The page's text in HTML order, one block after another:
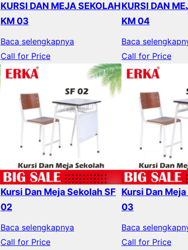
KURSI DAN MEJA SEKOLAH
KM 03
Baca selengkapnya
Call for Price
KURSI DAN
KM 04
Baca
Call for Price
Kursi Dan Meja Sekolah SF
02
Baca selengkapnya
Call for Price
Kursi Dan
03
Baca
Call for Price